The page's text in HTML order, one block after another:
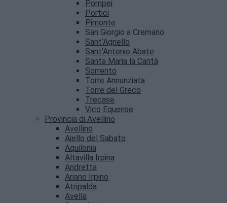
Pompei
Portici
Pimonte
San Giorgio a Cremano
Sant’Agnello
Sant’Antonio Abate
Santa Maria la Carità
Sorrento
Torre Annunziata
Torre del Greco
Trecase
Vico Equense
Provincia di Avellino
Avellino
Aiello del Sabato
Aquilonia
Altavilla Irpina
Andretta
Ariano Irpino
Atripalda
Avella